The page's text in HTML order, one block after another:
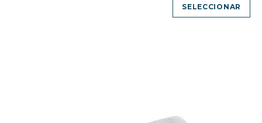
SELECCIONAR